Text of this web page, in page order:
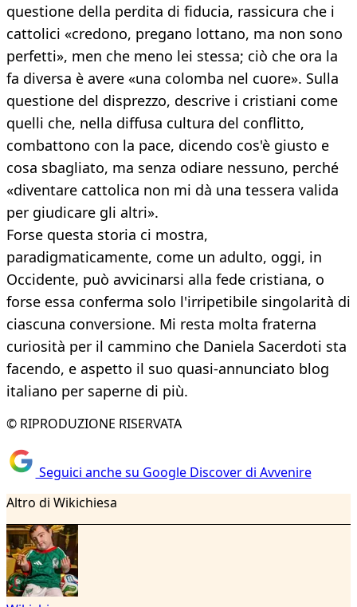
questione della perdita di fiducia, rassicura che i
cattolici «credono, pregano lottano, ma non sono
perfetti», men che meno lei stessa; ciò che ora la
fa diversa è avere «una colomba nel cuore». Sulla
questione del disprezzo, descrive i cristiani come
quelli che, nella diffusa cultura del conflitto,
combattono con la pace, dicendo cos'è giusto e
cosa sbagliato, ma senza odiare nessuno, perché
«diventare cattolica non mi dà una tessera valida
per giudicare gli altri».
Forse questa storia ci mostra,
paradigmaticamente, come un adulto, oggi, in
Occidente, può avvicinarsi alla fede cristiana, o
forse essa conferma solo l'irripetibile singolarità di
ciascuna conversione. Mi resta molta fraterna
curiosità per il cammino che Daniela Sacerdoti sta
facendo, e aspetto il suo quasi-annunciato blog
italiano per saperne di più.
© RIPRODUZIONE RISERVATA
Seguici anche su Google Discover di Avvenire
Altro di Wikichiesa